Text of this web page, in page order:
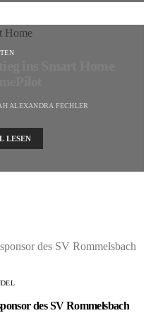
ALEXANDRA FECHLER
LESEN
des SV Rommelsbach